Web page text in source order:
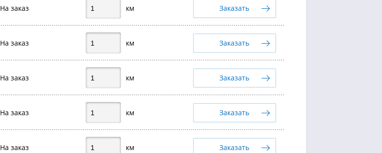
На заказ км Заказать
На заказ км Заказать
На заказ км Заказать
На заказ км Заказать
На заказ км Заказать